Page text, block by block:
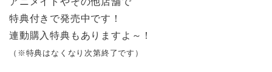
特典付きで発売中です！
連動購入特典もありますよ～！
（※特典はなくなり次第終了です）